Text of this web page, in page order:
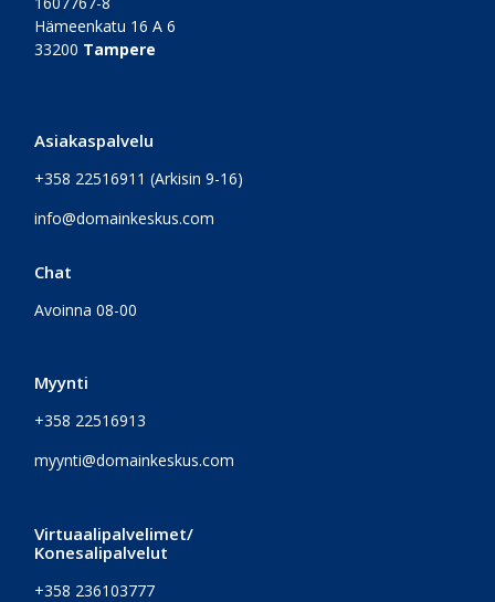
Hämeenkatu 16 A 6
33200 Tampere
Asiakaspalvelu
+358 22516911 (Arkisin 9-16)
info@domainkeskus.com
Chat
Avoinna 08-00
Myynti
+358 22516913
myynti@domainkeskus.com
Virtuaalipalvelimet/
Konesalipalvelut
+358 236103777